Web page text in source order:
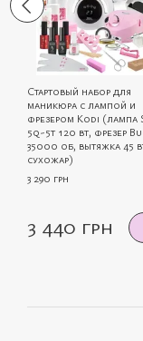
Стартовый набор для
маникюра с лампой и
фрезером Kodi (лампа
5q-5t 120 вт, фрезер
35000 об, вытяжка 45
сухожар)
3 290 грн
3 440 грн